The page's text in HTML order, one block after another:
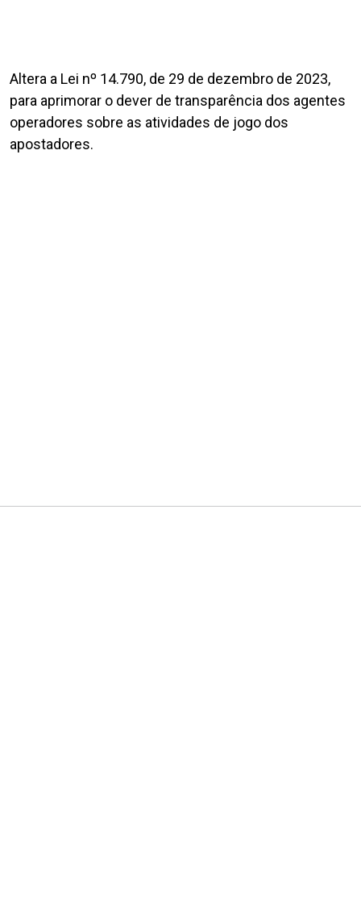
Altera a Lei nº 14.790, de 29 de dezembro de 2023,
para aprimorar o dever de transparência dos agentes
operadores sobre as atividades de jogo dos
apostadores.